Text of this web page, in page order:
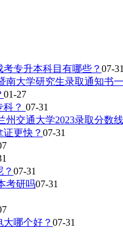
专升本科目有哪些？ 07-31
南大学研究生录取通知书
01-27
？ 07-31
州交通大学2023录取分数线
更快？ 07-31
07-31
考研吗07-31
哪个好？ 07-31